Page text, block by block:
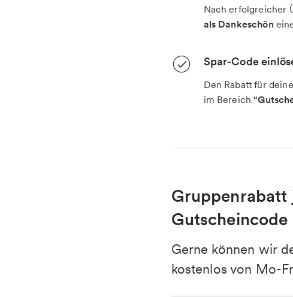
Nach erfolgreicher
als Dankeschön
Spar-Code
Den Rabatt für
im Bereich
Gruppenrabatt
Gerne können wir
kostenlos von Mo-